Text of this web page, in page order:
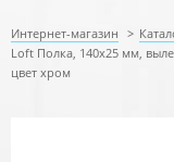
Интернет-магазин >
Loft Полка, 140x25 мм,
цвет хром